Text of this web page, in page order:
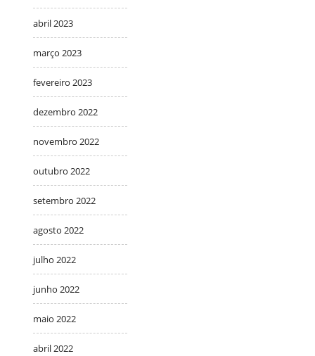
abril 2023
março 2023
fevereiro 2023
dezembro 2022
novembro 2022
outubro 2022
setembro 2022
agosto 2022
julho 2022
junho 2022
maio 2022
abril 2022